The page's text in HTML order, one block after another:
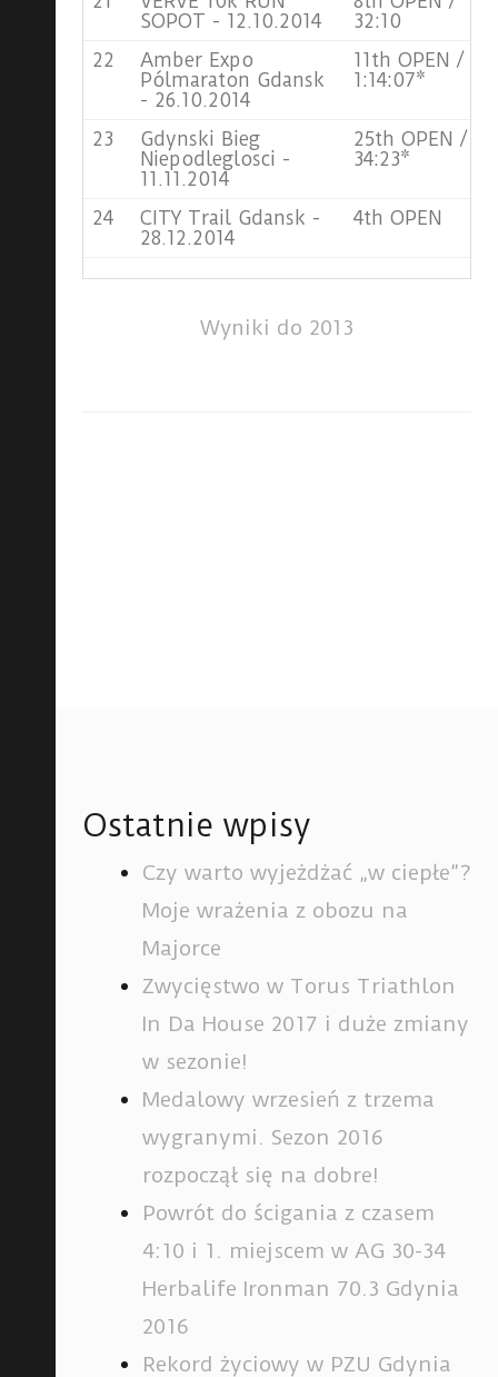
SOPOT - 12.10.2014
32:10
22
Amber Expo
Pólmaraton Gdansk
- 26.10.2014
11th OPEN /
1:14:07*
23
Gdynski Bieg
Niepodleglosci -
11.11.2014
25th OPEN /
34:23*
24
CITY Trail Gdansk -
28.12.2014
4th OPEN
Wyniki do 2013
Ostatnie wpisy
Czy warto wyjeżdżać „w ciepłe”?
Moje wrażenia z obozu na
Majorce
Zwycięstwo w Torus Triathlon
In Da House 2017 i duże zmiany
w sezonie!
Medalowy wrzesień z trzema
wygranymi. Sezon 2016
rozpoczął się na dobre!
Powrót do ścigania z czasem
4:10 i 1. miejscem w AG 30-34
Herbalife Ironman 70.3 Gdynia
2016
Rekord życiowy w PZU Gdynia